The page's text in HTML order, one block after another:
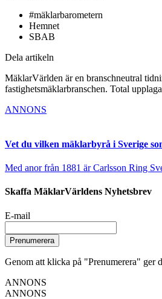
#mäklarbarometern
Hemnet
SBAB
Dela artikeln
MäklarVärlden är en branschneutral
fastighetsmäklarbranschen. Total
ANNONS
Vet du vilken mäklarbyrå i Sverige
Med anor från 1881 är Carlsson Ring
Skaffa MäklarVärldens Nyhetsbrev
E-mail
Prenumerera
Genom att klicka på "Prenumerera" ger
ANNONS
ANNONS